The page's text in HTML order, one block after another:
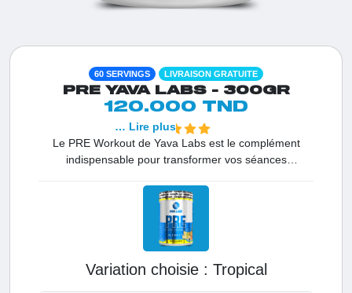
60 SERVINGS LIVRAISON GRATUITE
PRE YAVA LABS - 300GR
120.000 TND
Le PRE Workout de Yava Labs est le complément
indispensable pour transformer vos séances
En Tunisie, c'est le premier choix des athlètes qui
exigent un pump maximal et une concentration d'acier.
Sa formule de haute qualité assure une absorption
optimale pour garantir des résultats rapides dès les
… Lire plus
Variation choisie : tropical